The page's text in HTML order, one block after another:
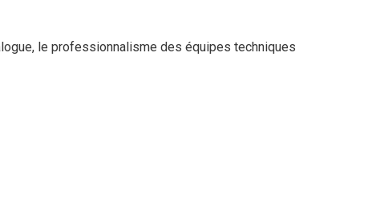
le professionnalisme des équipes techniques